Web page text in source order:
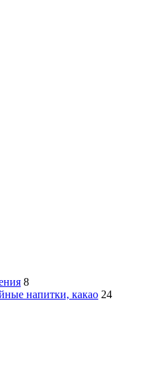
8
напитки, какао 24